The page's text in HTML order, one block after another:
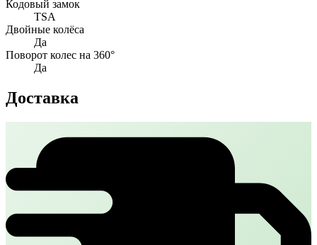
Кодовый замок
TSA
Двойные колёса
Да
Поворот колес на 360°
Да
Доставка